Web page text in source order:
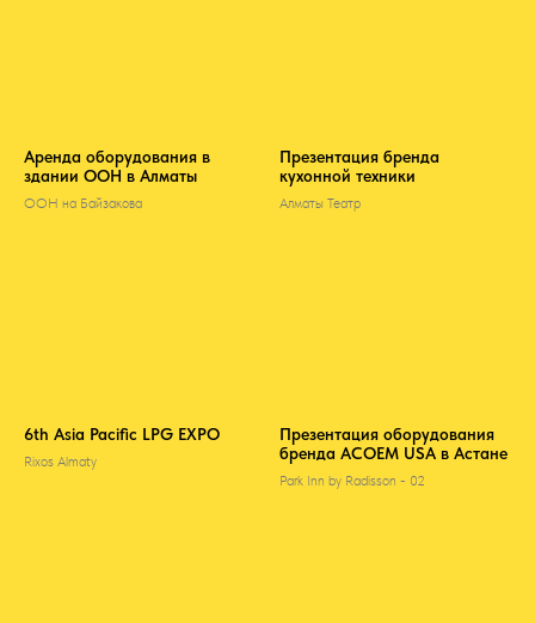
Аренда оборудования в
здании ООН в Алматы
ООН на Байзакова
Презентация бренда
кухонной техники
Алматы Театр
6th Asia Pacific LPG EXPO
Rixos Almaty
Презентация оборудования
бренда ACOEM USA в Астане
Park Inn by Radisson - 02